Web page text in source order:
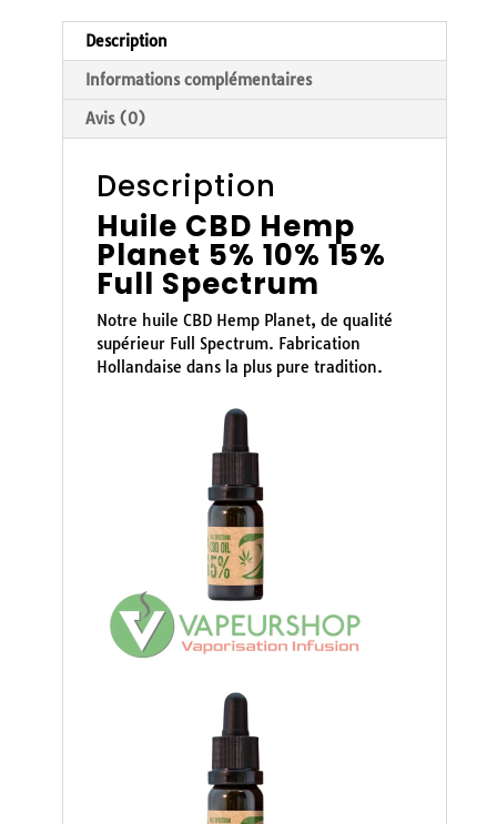
Description
Informations complémentaires
Avis (0)
Description
Huile CBD Hemp
Planet 5% 10% 15%
Full Spectrum
Notre huile CBD Hemp Planet, de qualité
supérieur Full Spectrum. Fabrication
Hollandaise dans la plus pure tradition.